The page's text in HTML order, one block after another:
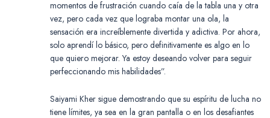
momentos de frustración cuando caía de la tabla una y otra
vez, pero cada vez que lograba montar una ola, la
sensación era increíblemente divertida y adictiva. Por ahora,
solo aprendí lo básico, pero definitivamente es algo en lo
que quiero mejorar. Ya estoy deseando volver para seguir
perfeccionando mis habilidades”.
Saiyami Kher sigue demostrando que su espíritu de lucha no
tiene límites, ya sea en la gran pantalla o en los desafiantes